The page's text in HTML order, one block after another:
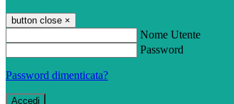
button close ×
Nome Utente
Password
Password dimenticata?